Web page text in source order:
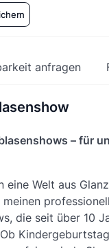
anfragen
– für
eine Welt aus
die seit über 10